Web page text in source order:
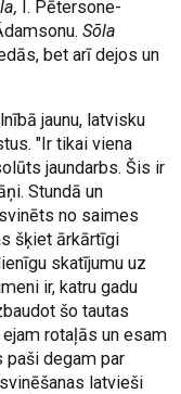
I. Pētersone-
Sõla
bet arī dejos un
jaunu, latvisku
"Ir tikai viena
jaundarbs. Šis ir
Stundā un
no saimes
šķiet ārkārtīgi
skatījumu uz
ir, katru gadu
šo tautas
rotaļās un esam
paši degam par
latvieši